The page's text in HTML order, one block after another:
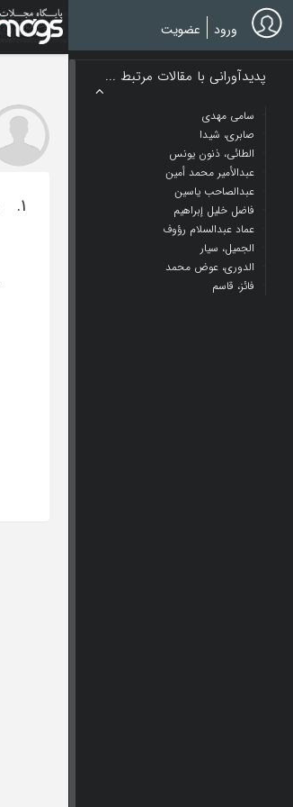
Skip
to
main
ورود عضویت
پدیدآورانی با مقالات مرتبط ...
سامی مهدی
صابری، شیدا
الطائي، ذنون یونس
عبدالأمیر محمد أمین
عبدالصاحب یاسین
فاضل خلیل إبراهیم
عماد عبدالسلام رؤوف
الجمیل، سیار
الدوری، عوض محمد
فائز، قاسم
1.